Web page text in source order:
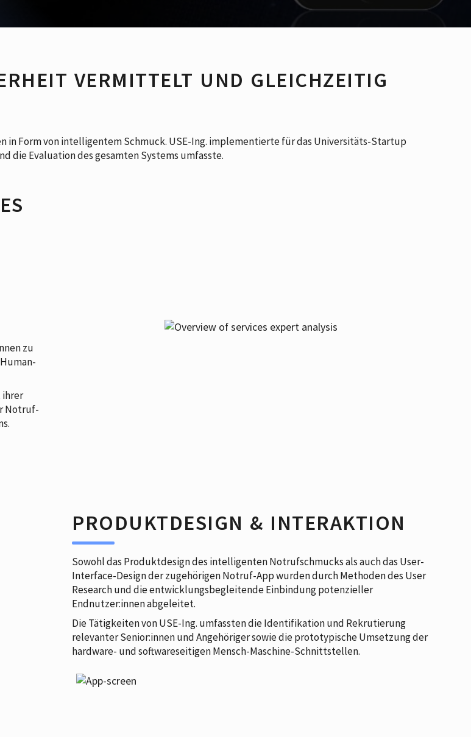
VERMITTELT UND GLEICHZEITIG
Form von intelligentem Schmuck. USE-Ing. implementierte für das Universitäts-Startup
die Evaluation des gesamten Systems umfasste.
zu
ihrer
Notruf-
PRODUKTDESIGN & INTERAKTION
Sowohl das Produktdesign des intelligenten Notrufschmucks als auch das User-
Interface-Design der zugehörigen Notruf-App wurden durch Methoden des User
Research und die entwicklungsbegleitende Einbindung potenzieller
Endnutzer:innen abgeleitet.
Die Tätigkeiten von USE-Ing. umfassten die Identifikation und Rekrutierung
relevanter Senior:innen und Angehöriger sowie die prototypische Umsetzung der
hardware- und softwareseitigen Mensch-Maschine-Schnittstellen.